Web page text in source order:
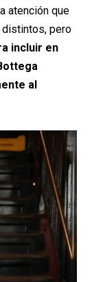
atención que
distintos, pero
incluir en
al